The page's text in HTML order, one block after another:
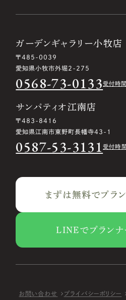
ガーデンギャラリー小牧店
〒485-0039
愛知県小牧市外堀2-275
0568-73-0133受付時
サンパティオ江南店
〒483-8416
愛知県江南市東野町長幡寺43-1
0587-53-3131受付時
まずは無料でプラ
LINEでプランナ
お問い合わせ プライバシーポリシー